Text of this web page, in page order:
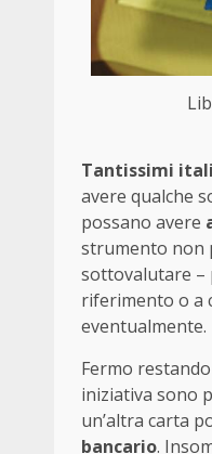
Tantissimi
avere qualche
possano avere
strumento non
sottovalutare –
riferimento o a
eventualmente.
Fermo
iniziativa sono
un’altra carta
bancario.